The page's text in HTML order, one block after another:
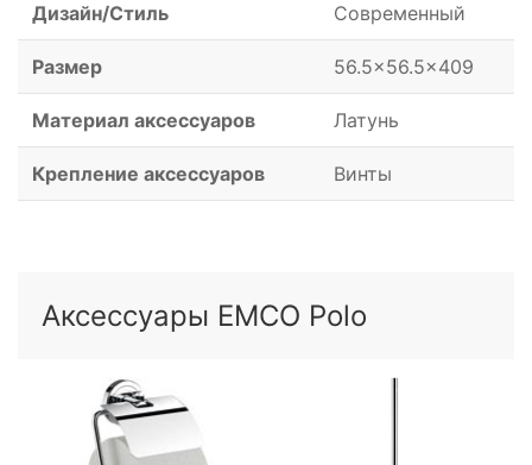
Дизайн/Стиль Современный
Размер 56.5x56.5x409
Материал аксессуаров Латунь
Крепление аксессуаров Винты
Аксессуары EMCO Polo